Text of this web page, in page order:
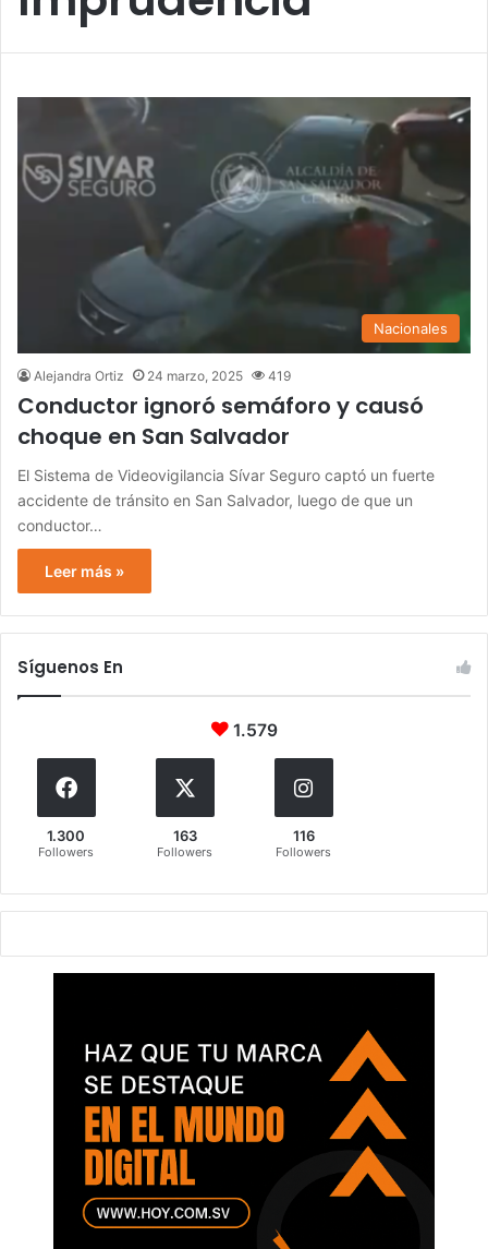
Nacionales
Alejandra Ortiz 24 marzo, 2025 419
Conductor ignoró semáforo y causó
choque en San Salvador
El Sistema de Videovigilancia Sívar Seguro captó un fuerte
accidente de tránsito en San Salvador, luego de que un
conductor…
Leer más »
Síguenos En
1.579
1.300
Followers
163
Followers
116
Followers